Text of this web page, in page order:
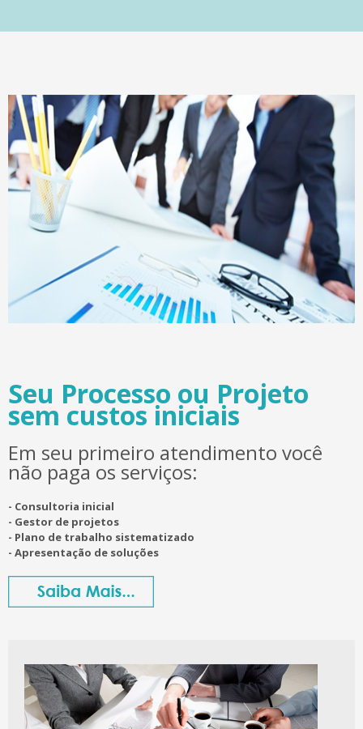
Seu Processo ou Projeto
sem custos iniciais
Em seu primeiro atendimento você
não paga os serviços:
- Consultoria inicial
- Gestor de projetos
- Plano de trabalho sistematizado
- Apresentação de soluções